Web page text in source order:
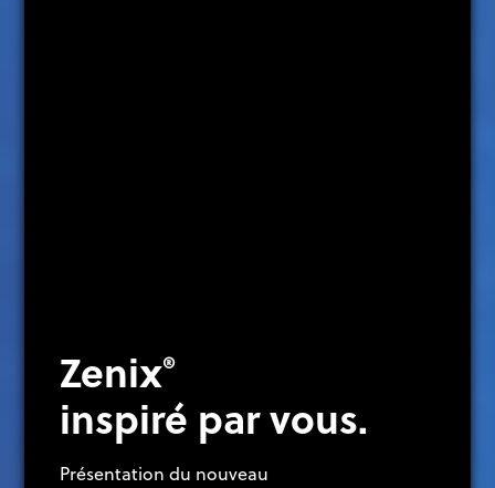
Zenix®
inspiré par vous.
Présentation du nouveau